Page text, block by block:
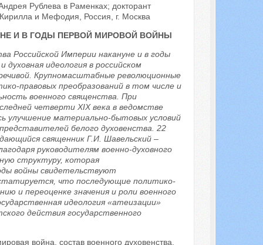
Рублева в Раменках; докторант
и Мефодия, Россия, г. Москва
И В ГОДЫ ПЕРВОЙ МИРОВОЙ ВОЙНЫ
Российской Империи накануне и в годы
идеология в российском
Крупномасштабные революционные
правовых преобразований в том числе и
военного священства. При
четверти XIX века в ведомстве
улучшение материально-бытовых условий
белого духовенства. 22
священник Г.И. Шавельский –
руководителям военно-духовного
структуру, которая
войны свидетельствуют
что последующие политико-
и переоценке значения и роли военного
идеология «атеизации»
действия государственного
война, состав военного духовенства.